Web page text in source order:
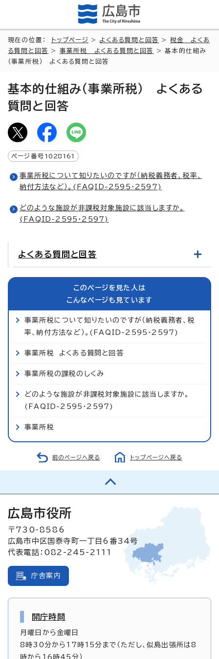
現在の位置： トップページ > よくある質問と回答 > 税金 よくあ
る質問と回答
> 事業所税 よくある質問と回答
> 基本的仕組み
（事業所税） よくある質問と回答
基本的仕組み（事業所税） よくある
質問と回答
ページ番号 1028161
事業所税について知りたいのですが（納税義務者、税率、
納付方法など）。(FAQID-2595・2597)
どのような施設が非課税対象施設に該当しますか。
(FAQID-2595・2597)
よくある質問と回答
このページを見た人は
こんなページも見ています
事業所税について知りたいのですが（納税義務者、税
率、納付方法など）。(FAQID-2595・2597)
事業所税 よくある質問と回答
事業所税の課税のしくみ
どのような施設が非課税対象施設に該当しますか。
(FAQID-2595・2597)
事業所税
前のページへ戻る トップページへ戻る
広島市役所
〒730-8586
広島市中区国泰寺町一丁目6番34号
代表電話：082-245-2111
庁舎案内
開庁時間
月曜日から金曜日
8時30分から17時15分まで（ただし、似島出張所は8
時から16時45分）